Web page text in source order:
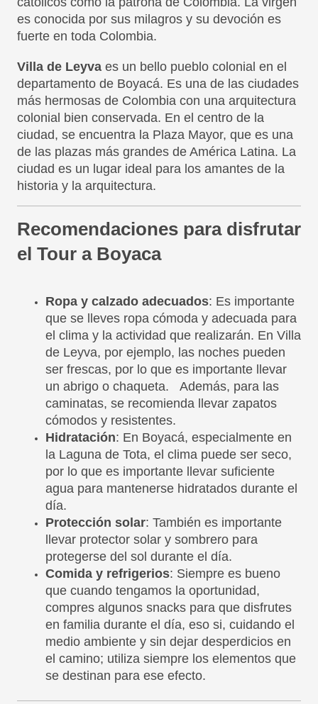
es conocida por sus milagros y su devoción es
fuerte en toda Colombia.
Villa de Leyva es un bello pueblo colonial en el
departamento de Boyacá. Es una de las ciudades
más hermosas de Colombia con una arquitectura
colonial bien conservada. En el centro de la
ciudad, se encuentra la Plaza Mayor, que es una
de las plazas más grandes de América Latina. La
ciudad es un lugar ideal para los amantes de la
historia y la arquitectura.
Recomendaciones para disfrutar
el Tour a Boyaca
Ropa y calzado adecuados: Es importante
que se lleves ropa cómoda y adecuada para
el clima y la actividad que realizarán. En Villa
de Leyva, por ejemplo, las noches pueden
ser frescas, por lo que es importante llevar
un abrigo o chaqueta. Además, para las
caminatas, se recomienda llevar zapatos
cómodos y resistentes.
Hidratación: En Boyacá, especialmente en
la Laguna de Tota, el clima puede ser seco,
por lo que es importante llevar suficiente
agua para mantenerse hidratados durante el
día.
Protección solar: También es importante
llevar protector solar y sombrero para
protegerse del sol durante el día.
Comida y refrigerios: Siempre es bueno
que cuando tengamos la oportunidad,
compres algunos snacks para que disfrutes
en familia durante el día, eso si, cuidando el
medio ambiente y sin dejar desperdicios en
el camino; utiliza siempre los elementos que
se destinan para ese efecto.